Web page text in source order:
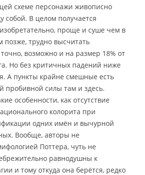
схеме персонажи живописно
собой. В целом получается
проще и суше чем в
позже, трудно высчитать
возможно и на размер 18% от
Но без критичных падений ниже
А пункты крайне смешные есть
пробивной силы там и здесь.
особенности, как отсутствие
колорита при
одних имён и вычурной
Вообще, авторы не
Поттера, чуть не
равнодушны к
и тому откуда она берётся, редко